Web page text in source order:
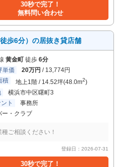
30秒で完了！
無料問い合わせ
歩6分）の居抜き貸店舗
黄金町 徒歩 6分
単価
20万円 / 13,774円
積
地上1階 / 14.52坪(48.0m2)
横浜市中区曙町3
ト
事務所
ー・クラブ
ご相談ください！
登録日：2026-07-31
30秒で完了！